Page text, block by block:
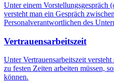
Unter einem Vorstellungsgespräch
versteht man ein Gespräch
Personalverantwortlichen des
Vertrauensarbeitszeit
Unter Vertrauensarbeitszeit
zu festen Zeiten arbeiten müssen,
können.